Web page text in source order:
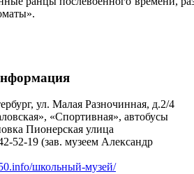
ул. Малая Разночинная, д.2/4
«Спортивная», автобусы
Пионерская улица
52-19 (зав. музеем Александр
школьный-музей/